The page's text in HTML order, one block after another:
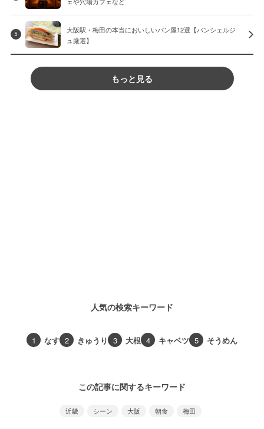
5
大阪駅・梅田の本当においしいパン屋12選【パンシェルジ
ュ厳選】
もっと見る
人気の検索キーワード
1 なす 2 きゅうり 3 大根 4 キャベツ 5 そうめん
この記事に関するキーワード
近畿 シーン 大阪 朝食 梅田